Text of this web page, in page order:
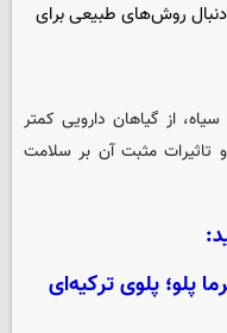
دنبال روش‌های طبیعی برای
از گیاهان دارویی کمتر
تاثیرات مثبت آن بر سلامت
پلو؛ پلوی ترکیه‌ای